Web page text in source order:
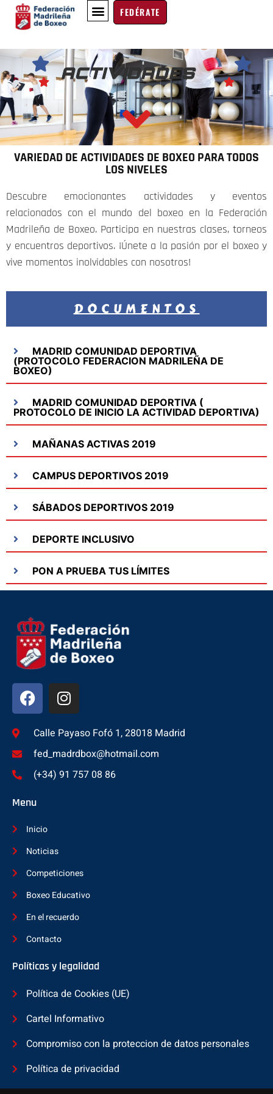
FEDÉRATE
ACTIVIDADES
VARIEDAD DE ACTIVIDADES DE BOXEO PARA TODOS
LOS NIVELES
Descubre emocionantes actividades y eventos
relacionados con el mundo del boxeo en la Federación
Madrileña de Boxeo. Participa en nuestras clases, torneos
y encuentros deportivos. ¡Únete a la pasión por el boxeo y
vive momentos inolvidables con nosotros!
DOCUMENTOS
MADRID COMUNIDAD DEPORTIVA
(PROTOCOLO FEDERACION MADRILEÑA DE
BOXEO)
MADRID COMUNIDAD DEPORTIVA (
PROTOCOLO DE INICIO LA ACTIVIDAD DEPORTIVA)
MAÑANAS ACTIVAS 2019
CAMPUS DEPORTIVOS 2019
SÁBADOS DEPORTIVOS 2019
DEPORTE INCLUSIVO
PON A PRUEBA TUS LÍMITES
Calle Payaso Fofó 1, 28018 Madrid
fed_madrdbox@hotmail.com
(+34) 91 757 08 86
Menu
Inicio
Noticias
Competiciones
Boxeo Educativo
En el recuerdo
Contacto
Políticas y legalidad
Política de Cookies (UE)
Cartel Informativo
Compromiso con la proteccion de datos personales
Política de privacidad